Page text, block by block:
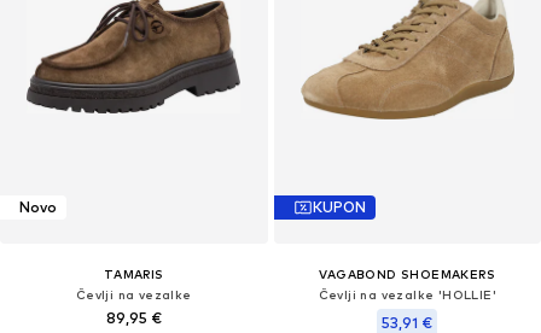
Novo
TAMARIS
Čevlji na vezalke
89,95 €
KUPON
VAGABOND SHOEMAKERS
Čevlji na vezalke 'HOLLIE'
53,91 €